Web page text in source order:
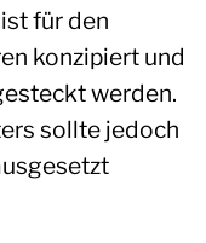
für den
konzipiert und
werden.
sollte jedoch